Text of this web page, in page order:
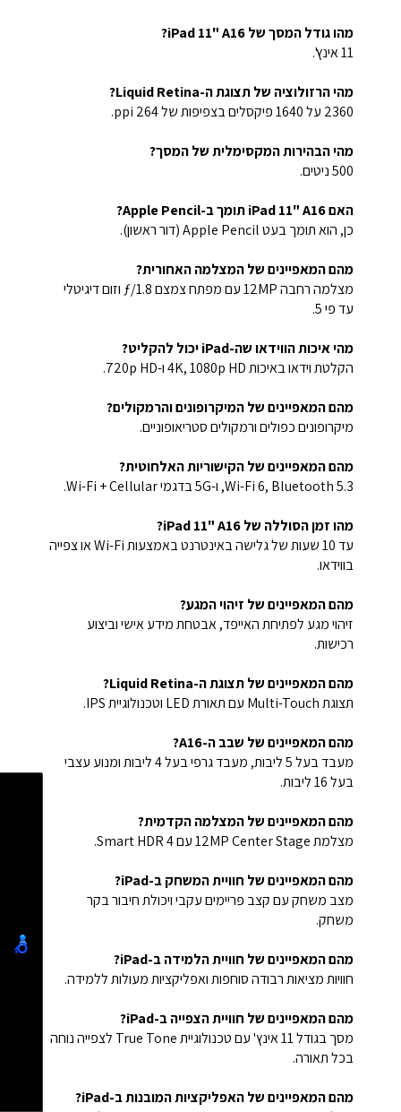
מהו גודל המסך של iPad 11" A16?
11 אינץ'.
מהי הרזולוציה של תצוגת ה-Liquid Retina?
2360 על 1640 פיקסלים בצפיפות של 264 ppi.
מהי הבהירות המקסימלית של המסך?
500 ניטים.
האם iPad 11" A16 תומך ב-Apple Pencil?
כן, הוא תומך בעט Apple Pencil (דור ראשון).
מהם המאפיינים של המצלמה האחורית?
מצלמה רחבה 12MP עם מפתח צמצם ƒ/1.8 וזום דיגיטלי
עד פי 5.
מהי איכות הווידאו שה-iPad יכול להקליט?
הקלטת וידאו באיכות 4K, 1080p HD ו-720p HD.
מהם המאפיינים של המיקרופונים והרמקולים?
מיקרופונים כפולים ורמקולים סטריאופוניים.
מהם המאפיינים של הקישוריות האלחוטית?
Wi-Fi 6, Bluetooth 5.3, ו-5G בדגמי Wi-Fi + Cellular.
מהו זמן הסוללה של iPad 11" A16?
עד 10 שעות של גלישה באינטרנט באמצעות Wi-Fi או צפייה
בווידאו.
מהם המאפיינים של זיהוי המגע?
זיהוי מגע לפתיחת האייפד, אבטחת מידע אישי וביצוע
רכישות.
מהם המאפיינים של תצוגת ה-Liquid Retina?
תצוגת Multi-Touch עם תאורת LED וטכנולוגיית IPS.
מהם המאפיינים של שבב ה-A16?
מעבד בעל 5 ליבות, מעבד גרפי בעל 4 ליבות ומנוע עצבי
בעל 16 ליבות.
מהם המאפיינים של המצלמה הקדמית?
מצלמת 12MP Center Stage עם Smart HDR 4.
מהם המאפיינים של חוויית המשחק ב-iPad?
מצב משחק עם קצב פריימים עקבי ויכולת חיבור בקר
משחק.
מהם המאפיינים של חוויית הלמידה ב-iPad?
חוויות מציאות רבודה סוחפות ואפליקציות מעולות ללמידה.
מהם המאפיינים של חוויית הצפייה ב-iPad?
מסך בגודל 11 אינץ' עם טכנולוגיית True Tone לצפייה נוחה
בכל תאורה.
מהם המאפיינים של האפליקציות המובנות ב-iPad?